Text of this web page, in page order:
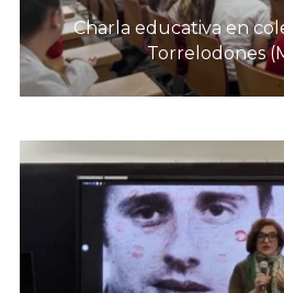
Charla educativa en
Torrelodones